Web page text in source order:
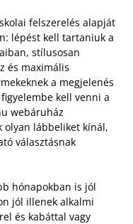
felszerelés alapját
lépést kell tartaniuk a
stílusosan
és maximális
a megjelenés
kell venni a
webáruház
olyan lábbeliket kínál,
választásnak
hónapokban is jól
jól illenek alkalmi
és kabáttal vagy